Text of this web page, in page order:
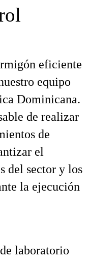
eficiente
equipo
Dominicana.
de realizar
de
el
del sector y los
la ejecución
laboratorio